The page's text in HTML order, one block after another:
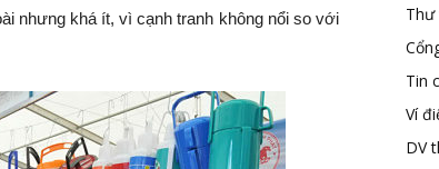
nhưng khá ít, vì cạnh tranh không nổi so với
Thư
Tin
Ví
DV